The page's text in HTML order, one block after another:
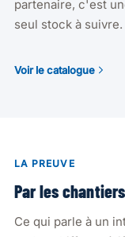
partenaire, c'est
seul stock à suivre.
Voir le catalogue
LA PREUVE
Par les
Ce qui parle à un